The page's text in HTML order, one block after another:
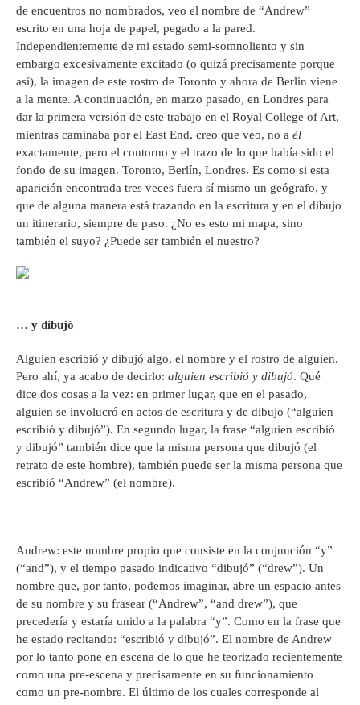
de encuentros no nombrados, veo el nombre de “Andrew”
escrito en una hoja de papel, pegado a la pared.
Independientemente de mi estado semi-somnoliento y sin
embargo excesivamente excitado (o quizá precisamente porque
así), la imagen de este rostro de Toronto y ahora de Berlín viene
a la mente. A continuación, en marzo pasado, en Londres para
dar la primera versión de este trabajo en el Royal College of Art,
mientras caminaba por el East End, creo que veo, no a él
exactamente, pero el contorno y el trazo de lo que había sido el
fondo de su imagen. Toronto, Berlín, Londres. Es como si esta
aparición encontrada tres veces fuera sí mismo un geógrafo, y
que de alguna manera está trazando en la escritura y en el dibujo
un itinerario, siempre de paso. ¿No es esto mi mapa, sino
también el suyo? ¿Puede ser también el nuestro?
… y dibujó
Alguien escribió y dibujó algo, el nombre y el rostro de alguien.
Pero ahí, ya acabo de decirlo: alguien escribió y dibujó. Qué
dice dos cosas a la vez: en primer lugar, que en el pasado,
alguien se involucró en actos de escritura y de dibujo (“alguien
escribió y dibujó”). En segundo lugar, la frase “alguien escribió
y dibujó” también dice que la misma persona que dibujó (el
retrato de este hombre), también puede ser la misma persona que
escribió “Andrew” (el nombre).
Andrew: este nombre propio que consiste en la conjunción “y”
(“and”), y el tiempo pasado indicativo “dibujó” (“drew”). Un
nombre que, por tanto, podemos imaginar, abre un espacio antes
de su nombre y su frasear (“Andrew”, “and drew”), que
precedería y estaría unido a la palabra “y”. Como en la frase que
he estado recitando: “escribió y dibujó”. El nombre de Andrew
por lo tanto pone en escena de lo que he teorizado recientemente
como una pre-escena y precisamente en su funcionamiento
como un pre-nombre. El último de los cuales corresponde al